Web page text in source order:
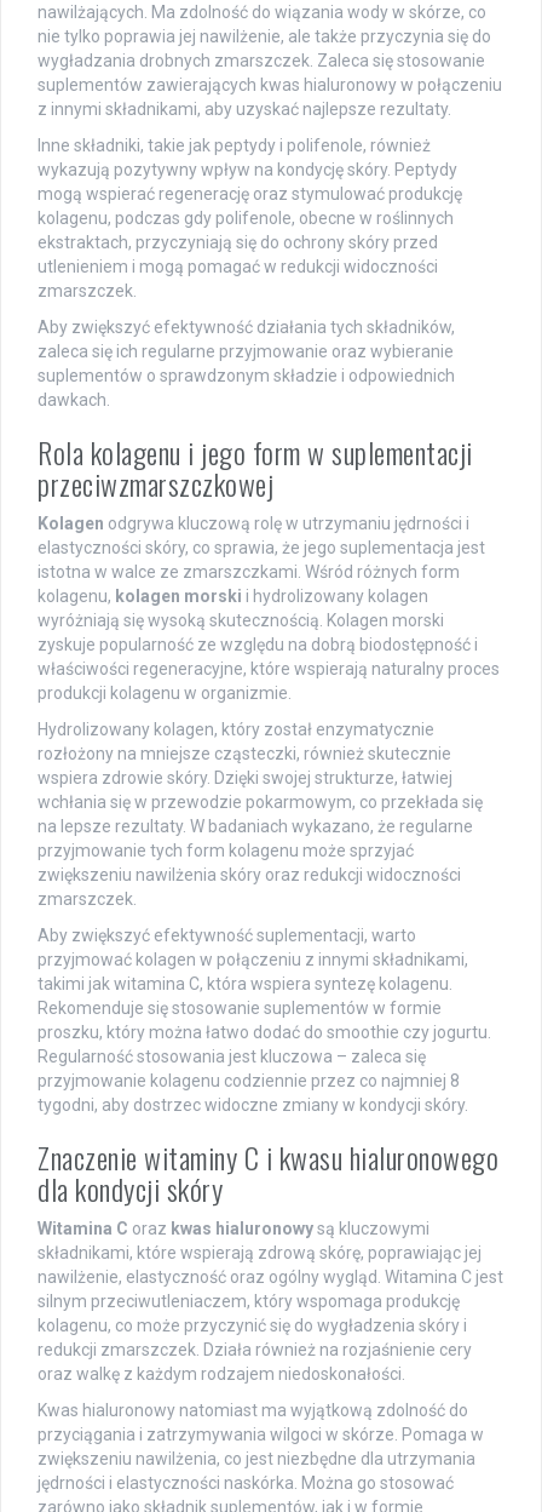
nawilżających. Ma zdolność do wiązania wody w skórze, co
nie tylko poprawia jej nawilżenie, ale także przyczynia się do
wygładzania drobnych zmarszczek. Zaleca się stosowanie
suplementów zawierających kwas hialuronowy w połączeniu
z innymi składnikami, aby uzyskać najlepsze rezultaty.
Inne składniki, takie jak peptydy i polifenole, również
wykazują pozytywny wpływ na kondycję skóry. Peptydy
mogą wspierać regenerację oraz stymulować produkcję
kolagenu, podczas gdy polifenole, obecne w roślinnych
ekstraktach, przyczyniają się do ochrony skóry przed
utlenieniem i mogą pomagać w redukcji widoczności
zmarszczek.
Aby zwiększyć efektywność działania tych składników,
zaleca się ich regularne przyjmowanie oraz wybieranie
suplementów o sprawdzonym składzie i odpowiednich
dawkach.
Rola kolagenu i jego form w suplementacji
przeciwzmarszczkowej
Kolagen odgrywa kluczową rolę w utrzymaniu jędrności i
elastyczności skóry, co sprawia, że jego suplementacja jest
istotna w walce ze zmarszczkami. Wśród różnych form
kolagenu, kolagen morski i hydrolizowany kolagen
wyróżniają się wysoką skutecznością. Kolagen morski
zyskuje popularność ze względu na dobrą biodostępność i
właściwości regeneracyjne, które wspierają naturalny proces
produkcji kolagenu w organizmie.
Hydrolizowany kolagen, który został enzymatycznie
rozłożony na mniejsze cząsteczki, również skutecznie
wspiera zdrowie skóry. Dzięki swojej strukturze, łatwiej
wchłania się w przewodzie pokarmowym, co przekłada się
na lepsze rezultaty. W badaniach wykazano, że regularne
przyjmowanie tych form kolagenu może sprzyjać
zwiększeniu nawilżenia skóry oraz redukcji widoczności
zmarszczek.
Aby zwiększyć efektywność suplementacji, warto
przyjmować kolagen w połączeniu z innymi składnikami,
takimi jak witamina C, która wspiera syntezę kolagenu.
Rekomenduje się stosowanie suplementów w formie
proszku, który można łatwo dodać do smoothie czy jogurtu.
Regularność stosowania jest kluczowa – zaleca się
przyjmowanie kolagenu codziennie przez co najmniej 8
tygodni, aby dostrzec widoczne zmiany w kondycji skóry.
Znaczenie witaminy C i kwasu hialuronowego
dla kondycji skóry
Witamina C oraz kwas hialuronowysą kluczowymi
składnikami, które wspierają zdrową skórę, poprawiając jej
nawilżenie, elastyczność oraz ogólny wygląd. Witamina C jest
silnym przeciwutleniaczem, który wspomaga produkcję
kolagenu, co może przyczynić się do wygładzenia skóry i
redukcji zmarszczek. Działa również na rozjaśnienie cery
oraz walkę z każdym rodzajem niedoskonałości.
Kwas hialuronowy natomiast ma wyjątkową zdolność do
przyciągania i zatrzymywania wilgoci w skórze. Pomaga w
zwiększeniu nawilżenia, co jest niezbędne dla utrzymania
jędrności i elastyczności naskórka. Można go stosować
zarówno jako składnik suplementów, jak i w formie